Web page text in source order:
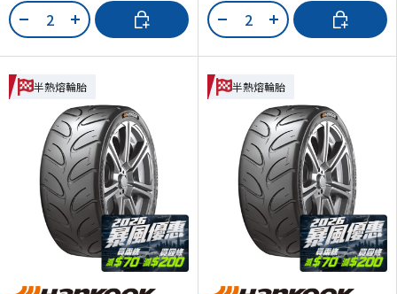
數量
- +
加入購物車 數量
- +
加入購物車
半熱熔輪胎 半熱熔輪胎